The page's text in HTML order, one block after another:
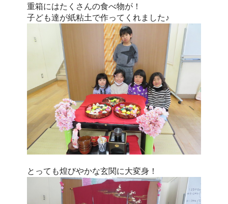
重箱にはたくさんの食べ物が！
子ども達が紙粘土で作ってくれました♪
とっても煌びやかな玄関に大変身！